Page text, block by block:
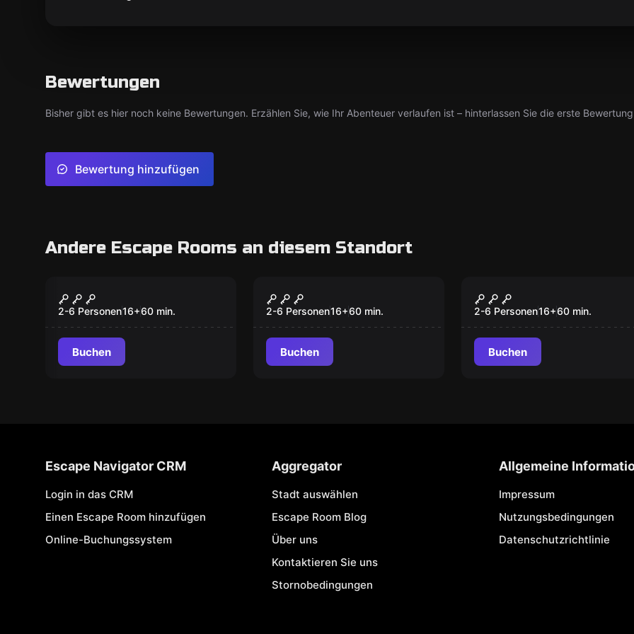
Bewertungen
Bisher gibt es hier noch keine Bewertungen. Erzählen Sie, wie Ihr Abenteuer verlaufen ist – hinterlassen Sie die erste
Bewertung hinzufügen
Andere Escape Rooms an diesem Standort
Gregors Geheimnis
2-6 Personen16+60 min.
Buchen
Das gestohlene Collier
2-6 Personen16+60 min.
Buchen
Komissar Kluftinger
2-6 Personen16+60 min.
Buchen
Escape Navigator CRM
Login in das CRM
Einen Escape Room hinzufügen
Online-Buchungssystem
Aggregator
Stadt auswählen
Escape Room Blog
Über uns
Kontaktieren Sie uns
Stornobedingungen
Allgemeine
Impressum
Nutzungsbedingungen
Datenschutzrichtlinie